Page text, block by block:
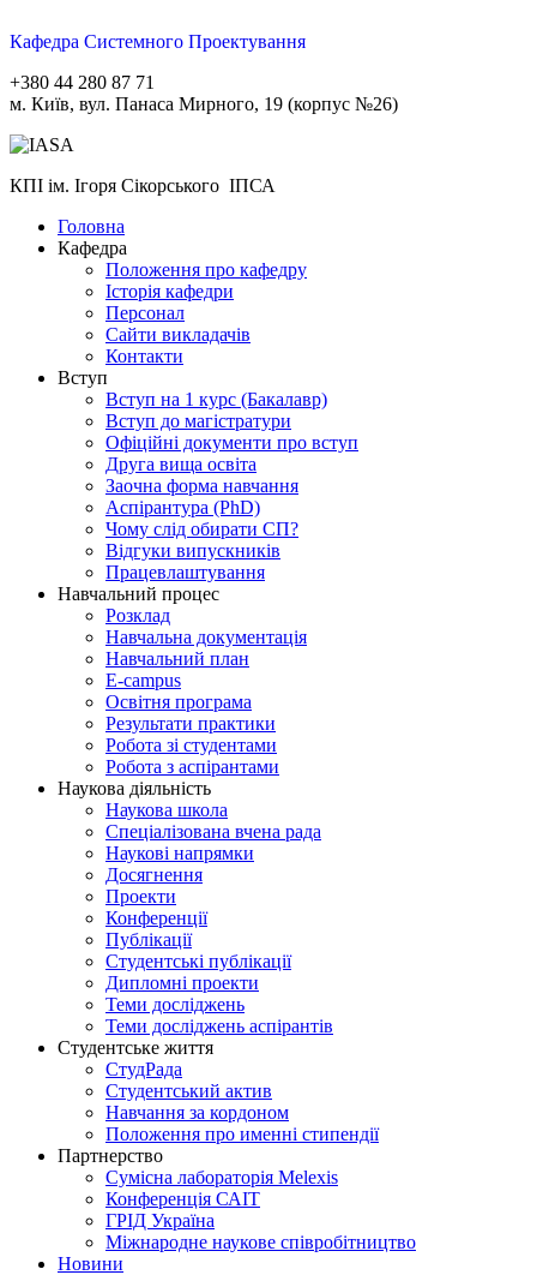
Кафедра Системного Проектування
+380 44 280 87 71
м. Київ, вул. Панаса Мирного, 19 (корпус №26)
КПІ ім. Ігоря Сікорського ІПСА
Головна
Кафедра
Положення про кафедру
Історія кафедри
Персонал
Сайти викладачів
Контакти
Вступ
Вступ на 1 курс (Бакалавр)
Вступ до магістратури
Офіційні документи про вступ
Друга вища освіта
Заочна форма навчання
Aспірантура (PhD)
Чому слід обирати СП?
Відгуки випускників
Працевлаштування
Навчальний процес
Розклад
Навчальна документація
Навчальний план
E-campus
Освітня програма
Результати практики
Робота зі студентами
Робота з аспірантами
Наукова діяльність
Наукова школа
Спеціалізована вчена рада
Наукові напрямки
Досягнення
Проекти
Конференції
Публікації
Студентські публікації
Дипломні проекти
Теми досліджень
Теми досліджень аспірантів
Студентське життя
СтудРада
Студентський актив
Навчання за кордоном
Положення про именні стипендії
Партнерство
Сумісна лабораторія Melexis
Конференція САІТ
ГРІД Україна
Міжнародне наукове співробітництво
Новини